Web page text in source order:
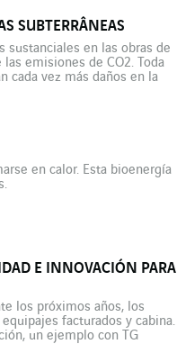
SUBTERRÂNEAS
sustanciales en las obras de
emisiones de CO2. Toda
cada vez más daños en la
en calor. Esta bioenergía
E INNOVACIÓN PARA
los próximos años, los
facturados y cabina.
un ejemplo con TG